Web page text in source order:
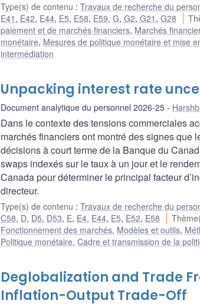
Type(s) de contenu : Travaux de recherche du
E41 , E42, E44, E5, E58, E59, G, G2, G21 , G28
paiement et de marchés financiers, Marchés
monétaire, Mesures de politique monétaire et mise
intermédiation
Unpacking interest rate
Document analytique du personnel 2026-25
Dans le contexte des tensions commerciales
marchés financiers ont montré des signes
décisions à court terme de la Banque du
swaps indexés sur le taux à un jour et le
Canada pour déterminer le principal facteur
directeur.
Type(s) de contenu : Travaux de recherche du
C58, D, D5, D53, E, E4, E44, E5, E52, E58
Fonctionnement des marchés, Modèles et outils,
Politique monétaire, Cadre et transmission de la
Deglobalization and Trade
Inflation-Output Trade-Off